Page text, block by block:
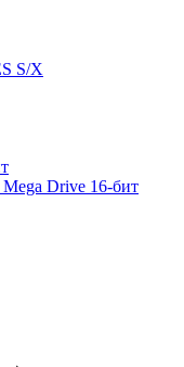
S/X
Drive 16-бит